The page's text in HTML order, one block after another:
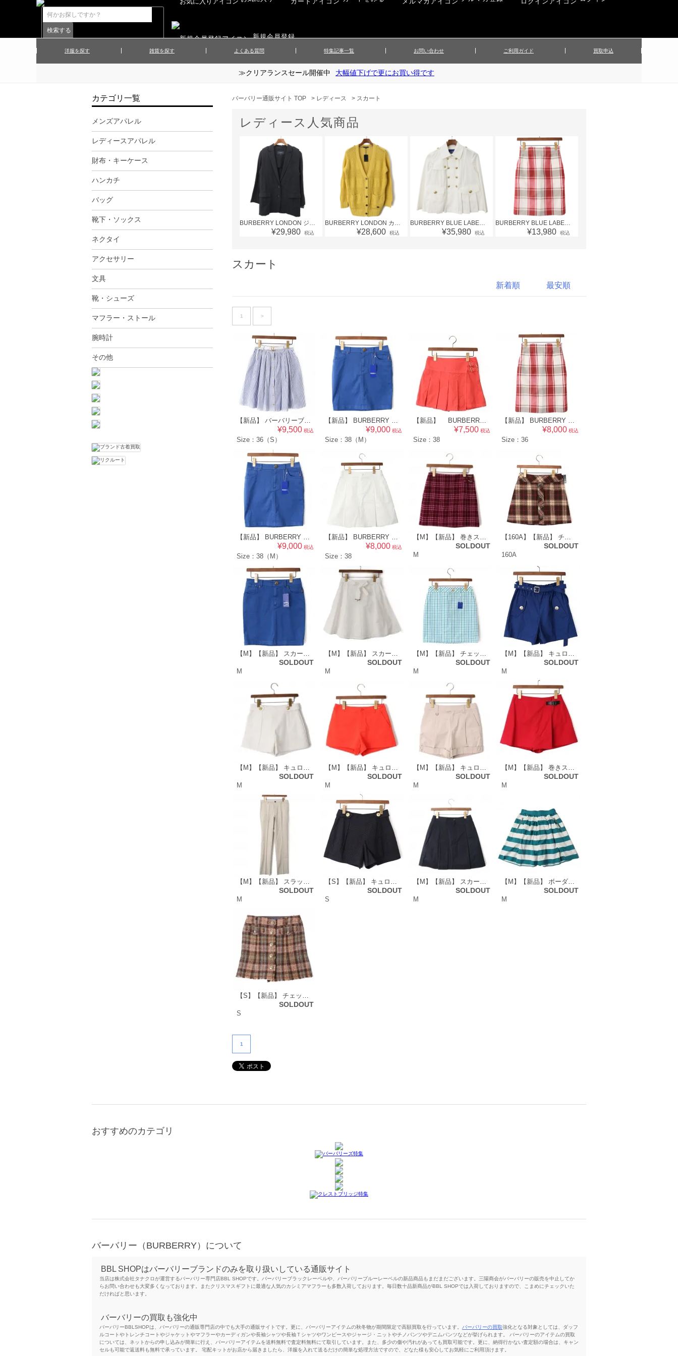
新規会員登録
洋服を探す
▲メンズニット
▲レディースワンピース ▲レディーススカート
雑貨を探す
▲財布・キーケース
▲アクセサリー ▲靴下・ソックス ▲靴／シューズ
▲マフラー／ストール ▲文具
よくある質問 特集記事一覧 お問い合わせ ご利用ガイド 買取申込
≫クリアランスセール開催中 大幅値下げで更にお買い得です
バーバリー通販サイト TOP > レディース > スカート
レディース人気商品
BURBERRY LONDON ジャケット
¥29,980 税込
BURBERRY LONDON カーディガン
¥28,600 税込
BURBERRY BLUE LABEL ジャケット
¥35,980 税込
BURBERRY BLUE LABEL スカート
¥13,980 税込
スカート
最安順
新着順
1 >
【新品】 バーバリーブルーレーベル BURBERRY BLUE LABEL レディース ストライプフレアスカート ブルー [36] 47567
¥9,500 税込
Size：36（S）
【新品】 BURBERRY BLUE LABEL バーバリーブルーレーベル レディース デニムスカート ブルー系 [38] 48778
¥9,000 税込
Size：38（M）
【新品】 BURBERRY BLUE LABEL バーバリーブルーレーベル レディース キュロットスカート [38] レッド系 48823
¥7,500 税込
Size：38
【新品】 BURBERRY BLUE LABEL バーバリーブルーレーベル レディース チェック柄 スカート [36] レッド系 48926
¥8,000 税込
Size：36
【新品】 BURBERRY BLUE LABEL バーバリーブルーレーベル レディース デニムスカート ブルー系 [38] 49853
¥9,000 税込
Size：38（M）
【新品】 BURBERRY BLUE LABEL バーバリーブルーレーベル レディース スカート [38] ホワイト系 49856
¥8,000 税込
Size：38
【M】【新品】 巻きスカート 38 バーバリーブルーレーベル 46768 BURBERRY BLUE LABEL ピンク系 レディース
SOLDOUT
M
【160A】【新品】 チェックスカート 160A バーバリーロンドン 47328 BURBERRY LONDON ブラウン系 レディース
SOLDOUT
160A
【M】【新品】 スカート 38 バーバリーブルーレーベル 47564 BURBERRY BLUE LABEL ブルー系 レディース
SOLDOUT
M
【M】【新品】 スカート 38 バーバリーブルーレーベル 47566 BURBERRY BLUE LABEL ホワイト系 レディース
SOLDOUT
M
【M】【新品】 チェックスカート 38 バーバリーブルーレーベル 48812 BURBERRY BLUE LABEL グリーン系×ブルー系 レディース
SOLDOUT
M
【M】【新品】 キュロットパンツ 38 バーバリーブルーレーベル 48827 BURBERRY BLUE LABEL ブルー系 レディース
SOLDOUT
M
【M】【新品】 キュロットスカート 38 バーバリーブルーレーベル 48835 BURBERRY BLUE LABEL ホワイト系 レディース
SOLDOUT
M
【M】【新品】 キュロット 38 バーバリーブルーレーベル 48837 BURBERRY BLUE LABEL オレンジ系 レディース
SOLDOUT
M
【M】【新品】 キュロット 38 バーバリーロンドン 48869 BURBERRY LONDON ベージュ系 レディース
SOLDOUT
M
【M】【新品】 巻きスカート風キュロット 38 バーバリーブルーレーベル 48925 BURBERRY BLUE LABEL レッド系 レディース
SOLDOUT
M
【M】【新品】 スラックス M バーバリーロンドン 48929 BURBERRY LONDON ベージュ系 レディース
SOLDOUT
M
【S】【新品】 キュロット 36 バーバリーブルーレーベル 49126 BURBERRY BLUE LABEL ネイビー系 レディース
SOLDOUT
S
【M】【新品】 スカート 38 バーバリーブルーレーベル 50326 BURBERRY BLUE LABEL ネイビー系 レディース
SOLDOUT
M
【M】【新品】 ボーダースカート 38 バーバリーブルーレーベル 54920 BURBERRY BLUE LABEL ホワイト系×グリーン系 レディース
SOLDOUT
M
【S】【新品】 チェック ボタン スカート 36 バーバリーブルーレーベル 70902 BURBERRY BLUE LABEL ブラウン レディース
SOLDOUT
S
1
カテゴリ一覧
メンズアパレル
レディースアパレル
財布・キーケース
ハンカチ
バッグ
靴下・ソックス
ネクタイ
アクセサリー
文具
靴・シューズ
マフラー・ストール
腕時計
その他
おすすめのカテゴリ
バーバリー（BURBERRY）について
BBL SHOPはバーバリーブランドのみを取り扱いしている通販サイト
当店は株式会社タナクロが運営するバーバリー専門店BBL SHOPです。バーバリーブラックレーベルや、バーバリーブルーレーベルの新品商品もまだまだございます。三陽商会がバーバリーの販売を中止してか
らお問い合わせも大変多くなっております。またクリスマスギフトに最適な人気のカシミアマフラーも多数入荷しております。毎日数十品新商品がBBL SHOPでは入荷しておりますので、こまめにチェックいた
だければと思います。
バーバリーの買取も強化中
バーバリーBBLSHOPは、バーバリーの通販専門店の中でも大手の通販サイトです。更に、バーバリーアイテムの秋冬物が期間限定で高額買取を行っています。 バーバリーの買取強化となる対象としては、ダッフ
ルコートやトレンチコートやジャケットやマフラーやカーディガンや長袖シャツや長袖Ｔシャツやワンピースやジャージ・ニットやチノパンツやデニムパンツなどが挙げられます。 バーバリーのアイテムの買取
については、ネットからの申し込みが簡単に行え、バーバリーアイテムを送料無料で査定料無料にて取引しています。また、多少の傷や汚れがあっても買取可能です。更に、納得行かない査定額の場合は、キャン
セルも可能で返送料も無料で承っています。 宅配キットがお店から届きましたら、洋服を入れて送るだけの簡単な処理方法ですので、どなた様も安心してお気軽にご利用頂けます。